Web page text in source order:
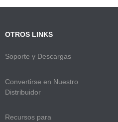
OTROS LINKS
Soporte y Descargas
Convertirse en Nuestro
Distribuidor
Recursos para